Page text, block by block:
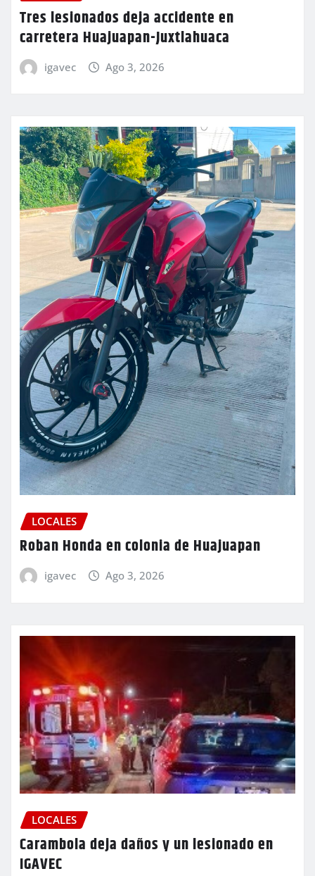
Tres lesionados deja accidente en
carretera Huajuapan-Juxtlahuaca
igavec Ago 3, 2026
LOCALES
Roban Honda en colonia de Huajuapan
igavec Ago 3, 2026
LOCALES
Carambola deja daños y un lesionado en
IGAVEC